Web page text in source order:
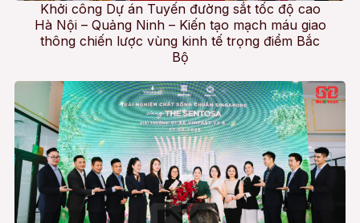
Khởi công Dự án Tuyến đường sắt tốc độ cao
Hà Nội – Quảng Ninh – Kiến tạo mạch máu giao
thông chiến lược vùng kinh tế trọng điểm Bắc
Bộ